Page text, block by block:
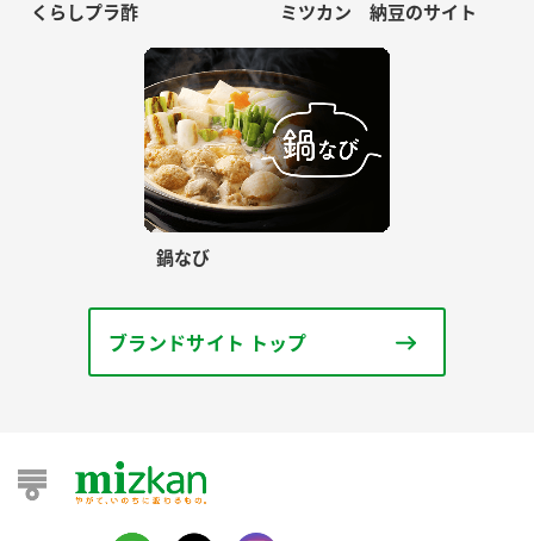
くらしプラ酢 ミツカン 納豆のサイト
鍋なび
ブランドサイト トップ